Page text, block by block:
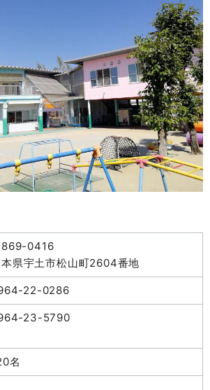
869-0416
県宇土市松山町2604番地
22-0286
23-5790
名